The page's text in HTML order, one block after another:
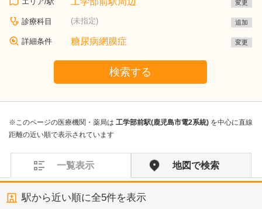
変更
診療科目 (未指定) 追加
詳細条件 糖尿病網膜症 変更
検索する
※このページの医療機関・薬局は 工学部前駅(鹿児島市電2系統) を中心に直線
距離の近い順で表示されています
一覧表示 地図で検索
駅から近い順に全5件を表示